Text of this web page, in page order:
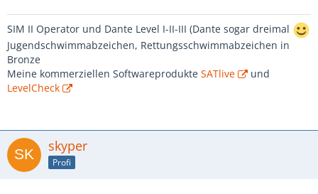
SIM II Operator und Dante Level I-II-III (Dante sogar dreimal
Jugendschwimmabzeichen, Rettungsschwimmabzeichen in
Bronze
Meine kommerziellen Softwareprodukte SATlive
und
LevelCheck
skyper
Profi